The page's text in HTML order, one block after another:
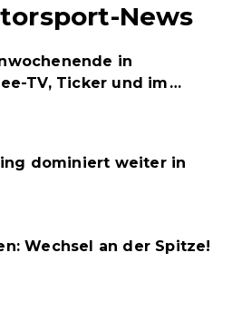
News
in
TV, Ticker und im
dominiert weiter in
Wechsel an der Spitze!